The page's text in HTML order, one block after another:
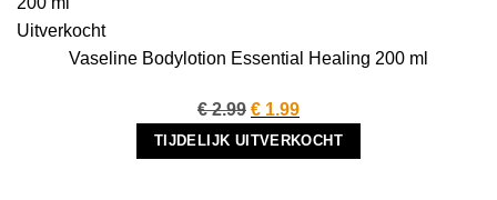
Uitverkocht
Vaseline Bodylotion Essential Healing 200 ml
€2.99 Oorspronkelijke
prijs
was:
€ 1.99Huidige
prijs
is:
TIJDELIJK UITVERKOCHT